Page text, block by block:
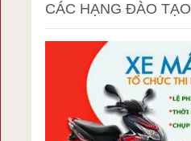
CÁC HẠNG ĐÀO TẠO